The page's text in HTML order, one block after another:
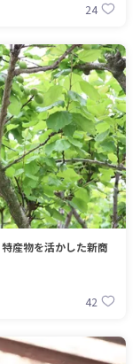
24
産物を活かした新商
42